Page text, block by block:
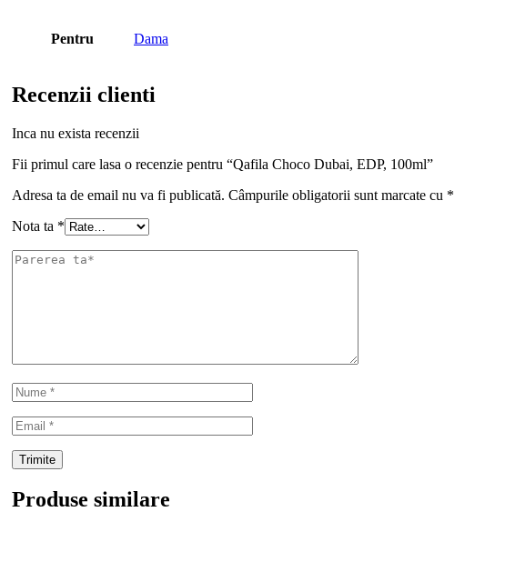
Pentru Dama
Recenzii clienti
Inca nu exista recenzii
Fii primul care lasa o recenzie pentru “Qafila Choco Dubai, EDP, 100ml”
Adresa ta de email nu va fi publicată. Câmpurile obligatorii sunt marcate cu *
Nota ta *
Produse similare